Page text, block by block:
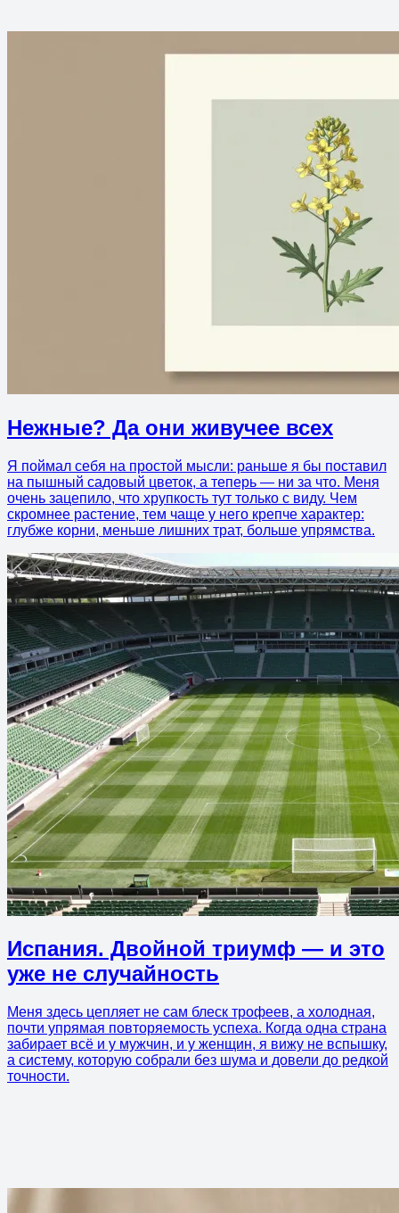
Нежные? Да они живучее всех
Я поймал себя на простой мысли: раньше я бы поставил
на пышный садовый цветок, а теперь — ни за что. Меня
очень зацепило, что хрупкость тут только с виду. Чем
скромнее растение, тем чаще у него крепче характер:
глубже корни, меньше лишних трат, больше упрямства.
Испания. Двойной триумф — и это
уже не случайность
Меня здесь цепляет не сам блеск трофеев, а холодная,
почти упрямая повторяемость успеха. Когда одна страна
забирает всё и у мужчин, и у женщин, я вижу не вспышку,
а систему, которую собрали без шума и довели до редкой
точности.